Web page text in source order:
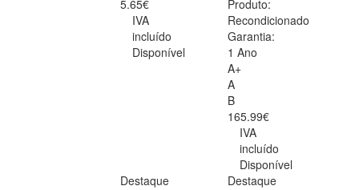
5.65€
IVA
incluído
Disponível
Produto:
Recondicionado
Garantia:
1 Ano
A+
A
B
165.99€
IVA
incluído
Disponível
Destaque
Destaque